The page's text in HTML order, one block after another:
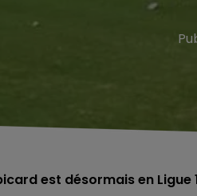
est désormais en Ligue